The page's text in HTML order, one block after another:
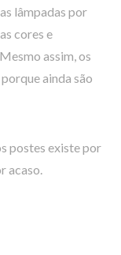
lâmpadas por
cores e
assim, os
ainda são
postes existe por
acaso.